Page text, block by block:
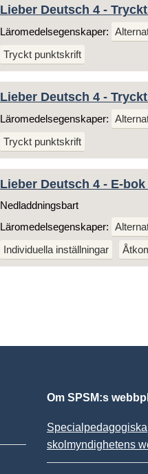
Lieber Deutsch 4 -
Läromedelsegenskaper:
Tryckt punktskrift
Lieber Deutsch 4 -
Läromedelsegenskaper:
Tryckt punktskrift
Lieber Deutsch 4 - E-
Nedladdningsbart
Läromedelsegenskaper:
Individuella inställningar
Om SPSM:s
Specialpedagogiska
skolmyndighetens